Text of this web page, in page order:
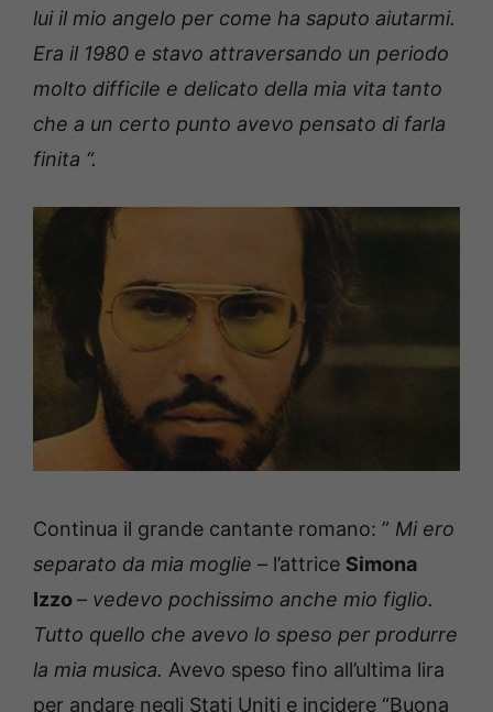
lui il mio angelo per come ha saputo aiutarmi.
Era il 1980 e stavo attraversando un periodo
molto difficile e delicato della mia vita tanto
che a un certo punto avevo pensato di farla
finita “.
Continua il grande cantante romano: ” Mi ero
separato da mia moglie – l’attrice Simona
Izzo– vedevo pochissimo anche mio figlio.
Tutto quello che avevo lo speso per produrre
la mia musica. Avevo speso fino all’ultima lira
per andare negli Stati Uniti e incidere “Buona